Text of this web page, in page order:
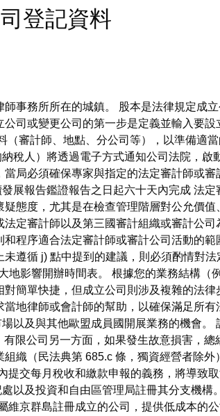
登記資料
事務所所在的城鎮。 股本是法律規定成立
司或變更公司的第一步是定義並輸入要
審計師、地點、分公司等），以準備適
稅人）將透過電子方式通知公司法院，啟
局必須確保專家與指定的法定審計師或審
展報告鑑證報告之日起六十天內完成 法
態度，尤其是在檢查管理階層對公允價
定審計師以及第三國審計組織或審計公
程序適合法定審計師或審計公司活動的範
遵循 j) 點中提到的建議，則必須酌情對
影響開辦時間表。 根據您的業務結構（
簡單快捷，但成立公司則涉及複雜的法
地律師或會計師的幫助，以確保滿足所
以及與其他歐盟成員國開展業務的機會。
限公司另一方面，如果發生故意損害，
織（民法典第 685.c 條，獨資經營者除
交每月稅收和繳款申報的義務，將導致
以及投資和自由區管理局註冊其分支機構
維京群島註冊成立的公司，提供低成本的